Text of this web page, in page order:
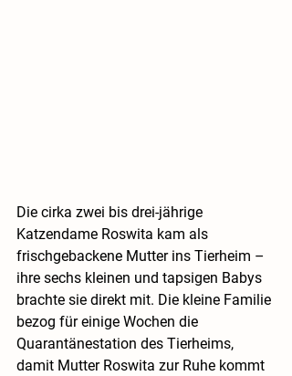
Die cirka zwei bis drei-jährige
Katzendame Roswita kam als
frischgebackene Mutter ins Tierheim –
ihre sechs kleinen und tapsigen Babys
brachte sie direkt mit. Die kleine Familie
bezog für einige Wochen die
Quarantänestation des Tierheims,
damit Mutter Roswita zur Ruhe kommt